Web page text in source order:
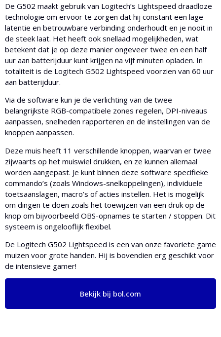
De G502 maakt gebruik van Logitech’s Lightspeed draadloze
technologie om ervoor te zorgen dat hij constant een lage
latentie en betrouwbare verbinding onderhoudt en je nooit in
de steek laat. Het heeft ook snellaad mogelijkheden, wat
betekent dat je op deze manier ongeveer twee en een half
uur aan batterijduur kunt krijgen na vijf minuten opladen. In
totaliteit is de Logitech G502 Lightspeed voorzien van 60 uur
aan batterijduur.
Via de software kun je de verlichting van de twee
belangrijkste RGB-compatibele zones regelen, DPI-niveaus
aanpassen, snelheden rapporteren en de instellingen van de
knoppen aanpassen.
Deze muis heeft 11 verschillende knoppen, waarvan er twee
zijwaarts op het muiswiel drukken, en ze kunnen allemaal
worden aangepast. Je kunt binnen deze software specifieke
commando’s (zoals Windows-snelkoppelingen), individuele
toetsaanslagen, macro’s of acties instellen. Het is mogelijk
om dingen te doen zoals het toewijzen van een druk op de
knop om bijvoorbeeld OBS-opnames te starten / stoppen. Dit
systeem is ongelooflijk flexibel.
De Logitech G502 Lightspeed is een van onze favoriete game
muizen voor grote handen. Hij is bovendien erg geschikt voor
de intensieve gamer!
Bekijk bij bol.com